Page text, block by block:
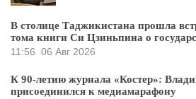
В столице Таджикистана прошла
тома книги Си Цзиньпина о
11:56 06 Авг 2026
К 90-летию журнала «Костер»:
присоединился к медиамарафону